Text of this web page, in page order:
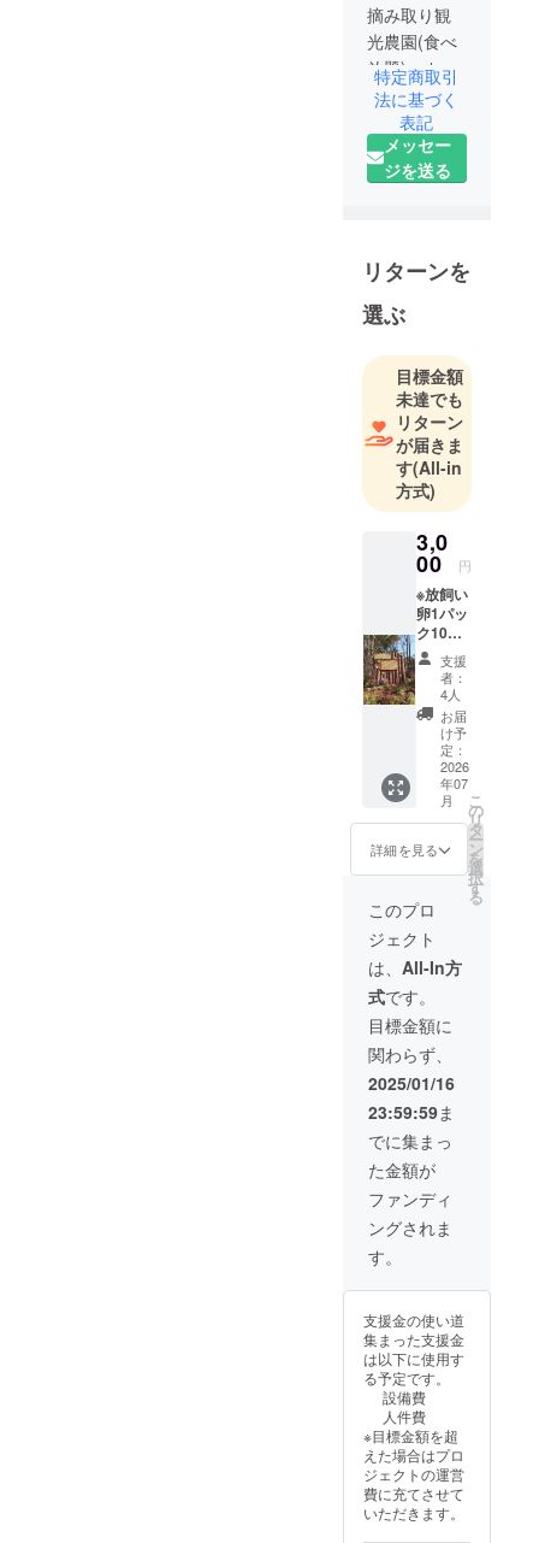
摘み取り観
光農園(食べ
放題)、カ
フェ、観光
牧場です！
特定商取引
法に基づく
表記
メッセー
ジを送る
リターンを
選ぶ
目標金額
未達でも
リターン
が届きま
す(All-in
方式)
3,0
00 円
※放飼い
卵1パッ
ク10個
入り
300円で
購入
でき
る権利
を事業
の続く
限り提
供させ
て頂
きま
す。
い卵1
パック
10個入
り通
常価格
2200
円） ※
入場チ
ケット1
枚提供
（有
効期限
2026年
7月1
日〜
2027年
8月31
日）
支援
者：
4人
お届
け予
定：
2026
年07
月
詳細を見る
こ
の
リ
タ
ー
ン
を
選
択
す
る
このプロ
ジェクト
は、 All-In方
式です。
目標金額に
関わらず、
2025/01/16
23:59:59ま
でに集まっ
た金額が
ファンディ
ングされま
す。
支援金の使い道
集まった支援金
は以下に使用す
る予定です。
設備費
人件費
※目標金額を超
えた場合はプロ
ジェクトの運営
費に充てさせて
いただきます。